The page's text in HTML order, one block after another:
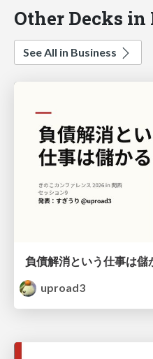
Other Decks in
See All in Business
負債解消という仕事は儲
uproad3